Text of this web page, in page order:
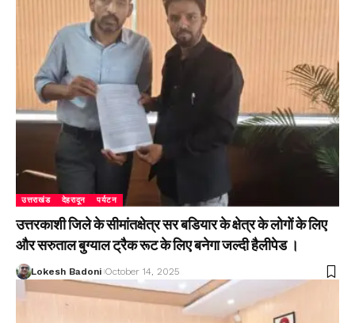
उत्तराखंड देहरादून पर्यटन
उत्तरकाशी जिले के सीमांतक्षेत्र सर बडियार के क्षेत्र के लोगों के लिए
और सरुताल बुग्याल ट्रैक रूट के लिए बनेगा जल्दी हैलीपेड ।
Lokesh Badoni October 14, 2025